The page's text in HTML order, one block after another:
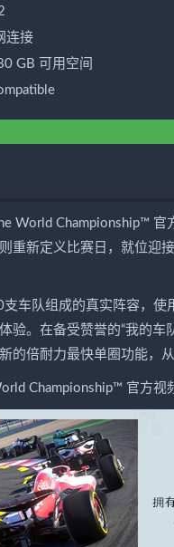
连接
GB 可用空间
World Championship™
重新定义比赛日，就位迎
车队组成的真实阵容，
验。在备受赞誉的“我的
的倍耐力最快单圈功能，
Championship™ 官方视